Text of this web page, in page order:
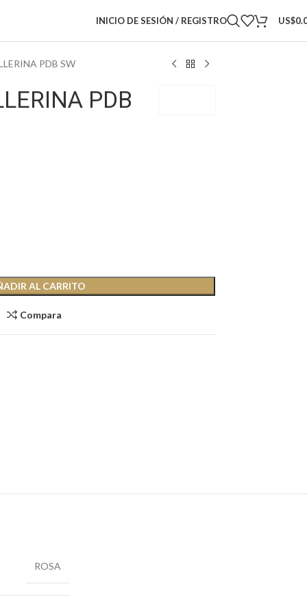
INICIO DE SESIÓN / REGISTRO US$
PDB SW
PDB
AL CARRITO
Compara
ROSA